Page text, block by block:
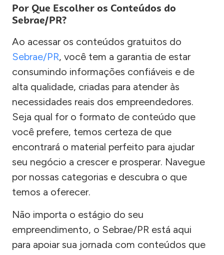
Por Que Escolher os Conteúdos do
Sebrae/PR?
Ao acessar os conteúdos gratuitos do
Sebrae/PR, você tem a garantia de estar
consumindo informações confiáveis e de
alta qualidade, criadas para atender às
necessidades reais dos empreendedores.
Seja qual for o formato de conteúdo que
você prefere, temos certeza de que
encontrará o material perfeito para ajudar
seu negócio a crescer e prosperar. Navegue
por nossas categorias e descubra o que
temos a oferecer.
Não importa o estágio do seu
empreendimento, o Sebrae/PR está aqui
para apoiar sua jornada com conteúdos que